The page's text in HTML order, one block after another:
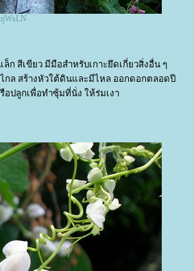
ก สีเขียว มีมือสำหรับเกาะยึดเกี่ยวสิ่งอื่น ๆ
กล สร้างหัวใต้ดินและมีไหล ออกดอกตลอดปี
ปลูกเพื่อทำซุ้มที่นั่ง ให้ร่มเงา